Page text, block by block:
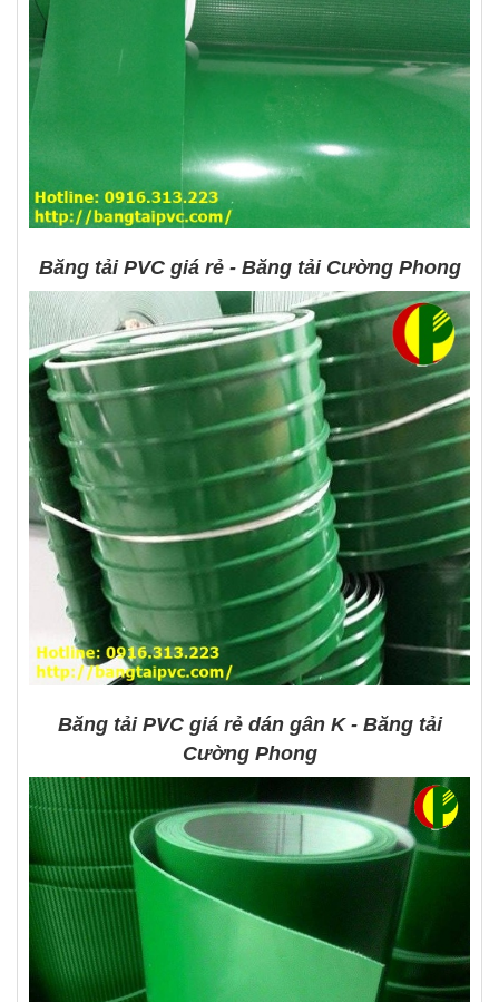
Băng tải PVC giá rẻ - Băng tải Cường Phong
Băng tải PVC giá rẻ dán gân K - Băng tải
Cường Phong